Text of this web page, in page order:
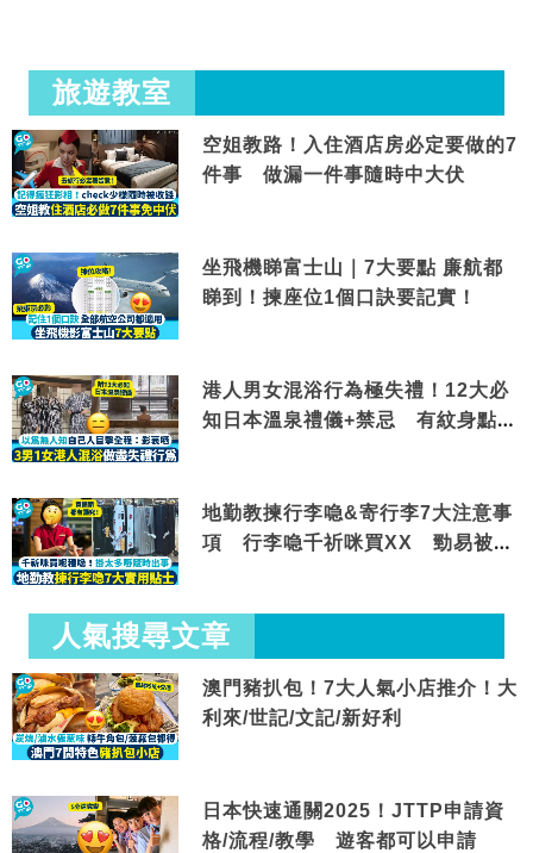
旅遊教室
空姐教路！入住酒店房必定要做的7
件事 做漏一件事隨時中大伏
坐飛機睇富士山｜7大要點 廉航都
睇到！揀座位1個口訣要記實！
港人男女混浴行為極失禮！12大必
知日本溫泉禮儀+禁忌 有紋身點進
地勤教揀行李喼&寄行李7大注意事
項 行李喼千祈咪買XX 勁易被人
人氣搜尋文章
澳門豬扒包！7大人氣小店推介！大
利來/世記/文記/新好利
日本快速通關2025！JTTP申請資
格/流程/教學 遊客都可以申請